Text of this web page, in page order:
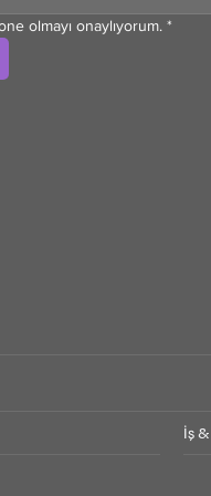
olmayı onaylıyorum. *
İş